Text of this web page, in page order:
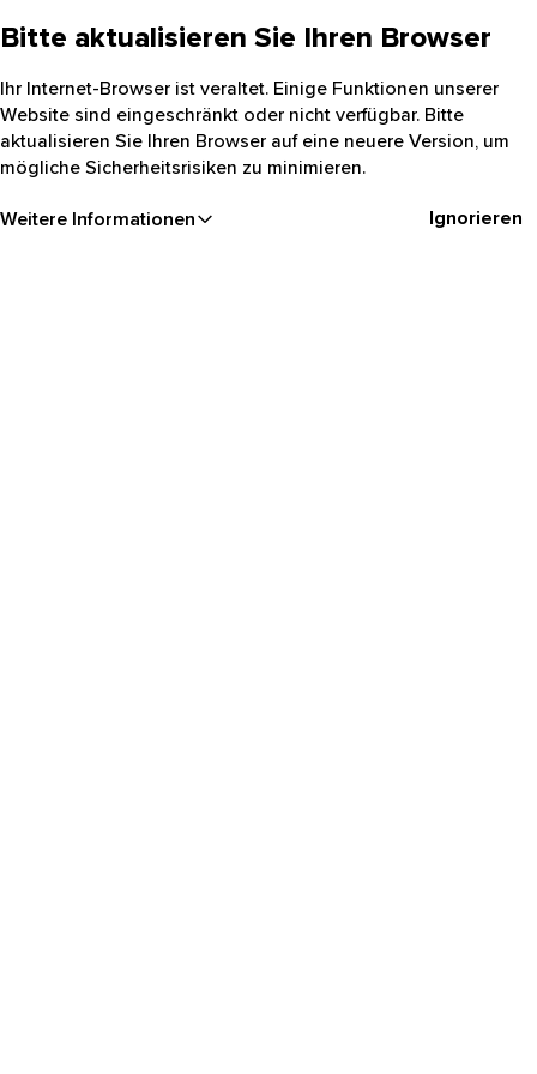
Bitte aktualisieren Sie Ihren Browser
Ihr Internet-Browser ist veraltet. Einige Funktionen unserer
Website sind eingeschränkt oder nicht verfügbar. Bitte
aktualisieren Sie Ihren Browser auf eine neuere Version, um
mögliche Sicherheitsrisiken zu minimieren.
Weitere Informationen Ignorieren